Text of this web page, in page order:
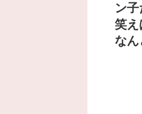
ン子
笑え
なん